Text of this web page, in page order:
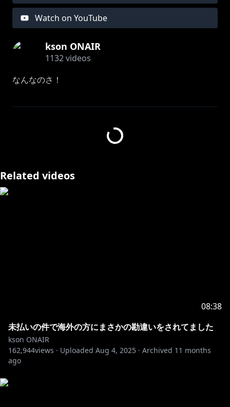
Watch on YouTube
kson ONAIR
1132videos
なんなのさ！
配信の感想などは #ksonONAIR のタグでつぶやいてく
https://twitter.com/ksononair
FANBOX●https://kson.fanbox.cc/
車⚙マークからできます✨
🍕LINEスタンプ/着せ替え販売中！
kson組長●
Related videos
08:38
未払いの件で海外の方にまさかの勘違いをされてました
kson ONAIR
162,944views · Uploaded Aug 4, 2025 · Archived 11 months
ago